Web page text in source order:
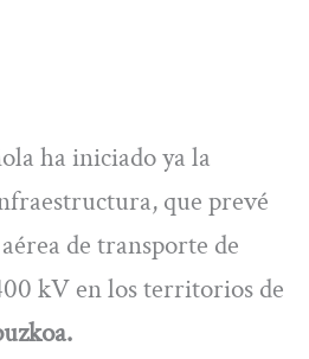
ha iniciado ya la
que prevé
de transporte de
kV en los territorios de